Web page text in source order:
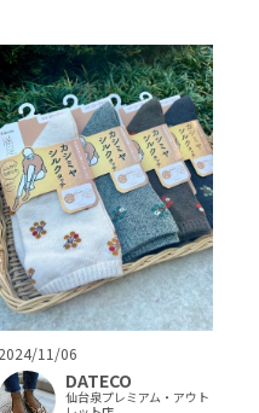
2024/11/06
DATECO
仙台泉プレミアム・アウト